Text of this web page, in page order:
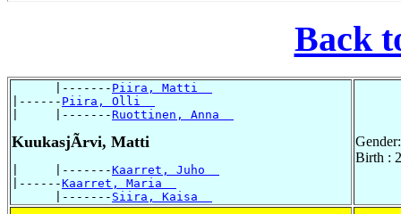
Back
      |-------
Piira, Matti
|------ Piira, Olli
|     |-------Ruottinen, Anna
KuukasjÃrvi, Matti
|     |-------Kaarret, Juho
|------Kaarret, Maria
      |-------
Siira, Kaisa
Birth :